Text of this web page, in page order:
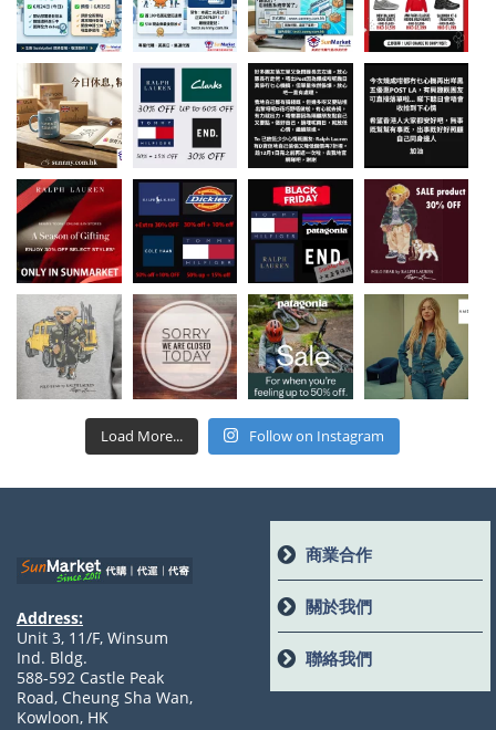
Load More... Follow on Instagram
Address:
Unit 3, 11/F, Winsum
Ind. Bldg.
588-592 Castle Peak
Road, Cheung Sha Wan,
Kowloon, HK
商業合作
關於我們
聯絡我們